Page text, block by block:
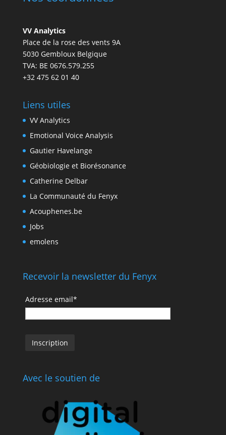
VV Analytics
Place de la rose des vents 9A
5030 Gembloux Belgique
TVA: BE 0676.579.255
+32 475 62 01 40
Liens utiles
VV Analytics
Emotional Voice Analysis
Gautier Havelange
Géobiologie et Biorésonance
Catherine Delbar
La Communauté du Fenyx
Acouphenes.be
Jobs
emolens
Recevoir la newsletter du Fenyx
Adresse email*
Avec le soutien de